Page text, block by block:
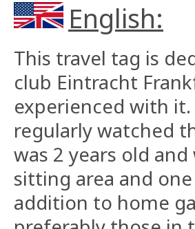
English:
This travel tag is
club Eintracht
experienced with
regularly watched
was 2 years old
sitting area and
addition to home